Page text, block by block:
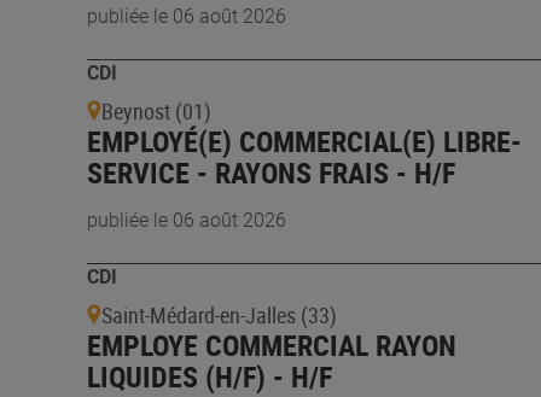
publiée le 06 août 2026
CDI
Beynost (01)
EMPLOYÉ(E) COMMERCIAL(E) LIBRE-
SERVICE - RAYONS FRAIS - H/F
publiée le 06 août 2026
CDI
Saint-Médard-en-Jalles (33)
EMPLOYE COMMERCIAL RAYON
LIQUIDES (H/F) - H/F